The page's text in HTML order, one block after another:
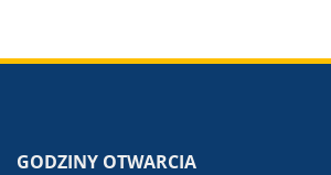
GODZINY OTWARCIA